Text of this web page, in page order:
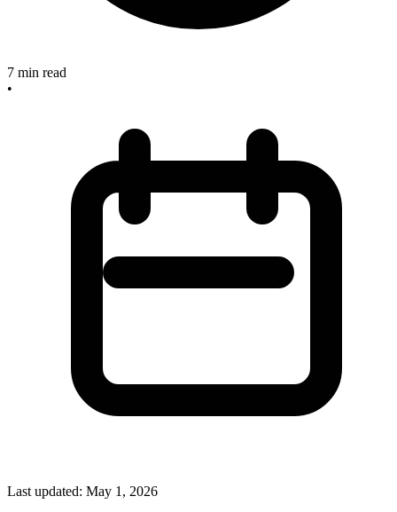
7 min read
•
Last updated: May 1, 2026